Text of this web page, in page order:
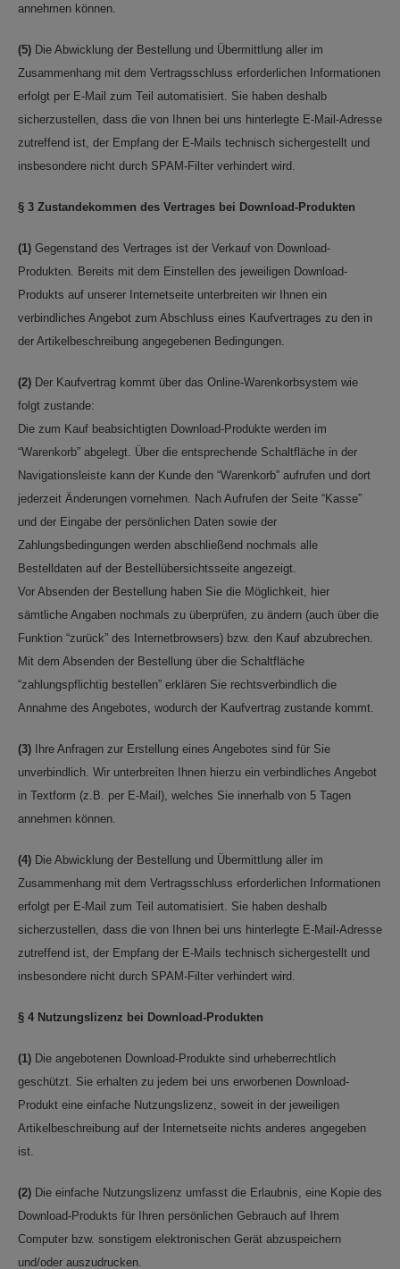
annehmen können.
(5) Die Abwicklung der Bestellung und Übermittlung aller im
Zusammenhang mit dem Vertragsschluss erforderlichen Informationen
erfolgt per E-Mail zum Teil automatisiert. Sie haben deshalb
sicherzustellen, dass die von Ihnen bei uns hinterlegte E-Mail-Adresse
zutreffend ist, der Empfang der E-Mails technisch sichergestellt und
insbesondere nicht durch SPAM-Filter verhindert wird.
§ 3 Zustandekommen des Vertrages bei Download-Produkten
(1) Gegenstand des Vertrages ist der Verkauf von Download-
Produkten. Bereits mit dem Einstellen des jeweiligen Download-
Produkts auf unserer Internetseite unterbreiten wir Ihnen ein
verbindliches Angebot zum Abschluss eines Kaufvertrages zu den in
der Artikelbeschreibung angegebenen Bedingungen.
(2) Der Kaufvertrag kommt über das Online-Warenkorbsystem wie
folgt zustande:
Die zum Kauf beabsichtigten Download-Produkte werden im
“Warenkorb” abgelegt. Über die entsprechende Schaltfläche in der
Navigationsleiste kann der Kunde den “Warenkorb” aufrufen und dort
jederzeit Änderungen vornehmen. Nach Aufrufen der Seite “Kasse”
und der Eingabe der persönlichen Daten sowie der
Zahlungsbedingungen werden abschließend nochmals alle
Bestelldaten auf der Bestellübersichtsseite angezeigt.
Vor Absenden der Bestellung haben Sie die Möglichkeit, hier
sämtliche Angaben nochmals zu überprüfen, zu ändern (auch über die
Funktion “zurück” des Internetbrowsers) bzw. den Kauf abzubrechen.
Mit dem Absenden der Bestellung über die Schaltfläche
“zahlungspflichtig bestellen” erklären Sie rechtsverbindlich die
Annahme des Angebotes, wodurch der Kaufvertrag zustande kommt.
(3) Ihre Anfragen zur Erstellung eines Angebotes sind für Sie
unverbindlich. Wir unterbreiten Ihnen hierzu ein verbindliches Angebot
in Textform (z.B. per E-Mail), welches Sie innerhalb von 5 Tagen
annehmen können.
(4) Die Abwicklung der Bestellung und Übermittlung aller im
Zusammenhang mit dem Vertragsschluss erforderlichen Informationen
erfolgt per E-Mail zum Teil automatisiert. Sie haben deshalb
sicherzustellen, dass die von Ihnen bei uns hinterlegte E-Mail-Adresse
zutreffend ist, der Empfang der E-Mails technisch sichergestellt und
insbesondere nicht durch SPAM-Filter verhindert wird.
§ 4 Nutzungslizenz bei Download-Produkten
(1) Die angebotenen Download-Produkte sind urheberrechtlich
geschützt. Sie erhalten zu jedem bei uns erworbenen Download-
Produkt eine einfache Nutzungslizenz, soweit in der jeweiligen
Artikelbeschreibung auf der Internetseite nichts anderes angegeben
ist.
(2) Die einfache Nutzungslizenz umfasst die Erlaubnis, eine Kopie des
Download-Produkts für Ihren persönlichen Gebrauch auf Ihrem
Computer bzw. sonstigem elektronischen Gerät abzuspeichern
und/oder auszudrucken.